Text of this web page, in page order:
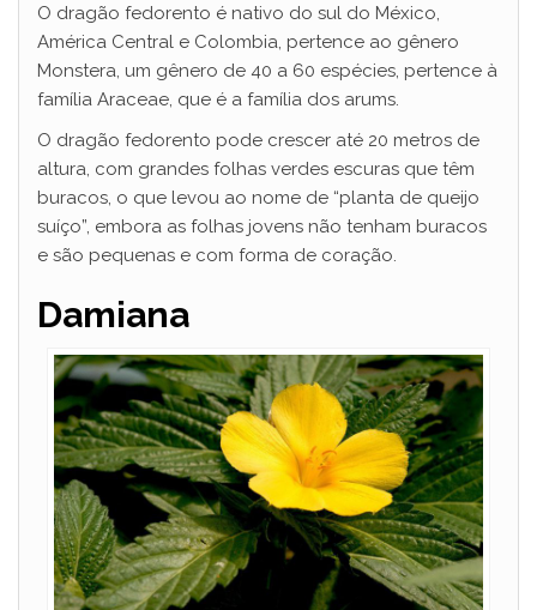
O dragão fedorento é nativo do sul do México,
América Central e Colombia, pertence ao gênero
Monstera, um gênero de 40 a 60 espécies, pertence à
família Araceae, que é a família dos arums.
O dragão fedorento pode crescer até 20 metros de
altura, com grandes folhas verdes escuras que têm
buracos, o que levou ao nome de “planta de queijo
suíço”, embora as folhas jovens não tenham buracos
e são pequenas e com forma de coração.
Damiana